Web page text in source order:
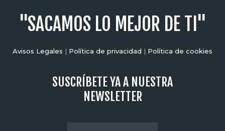
"SACAMOS LO MEJOR DE TI"
Avisos Legales | Política de privacidad | Política de cookies
SUSCRÍBETE YA A NUESTRA
NEWSLETTER